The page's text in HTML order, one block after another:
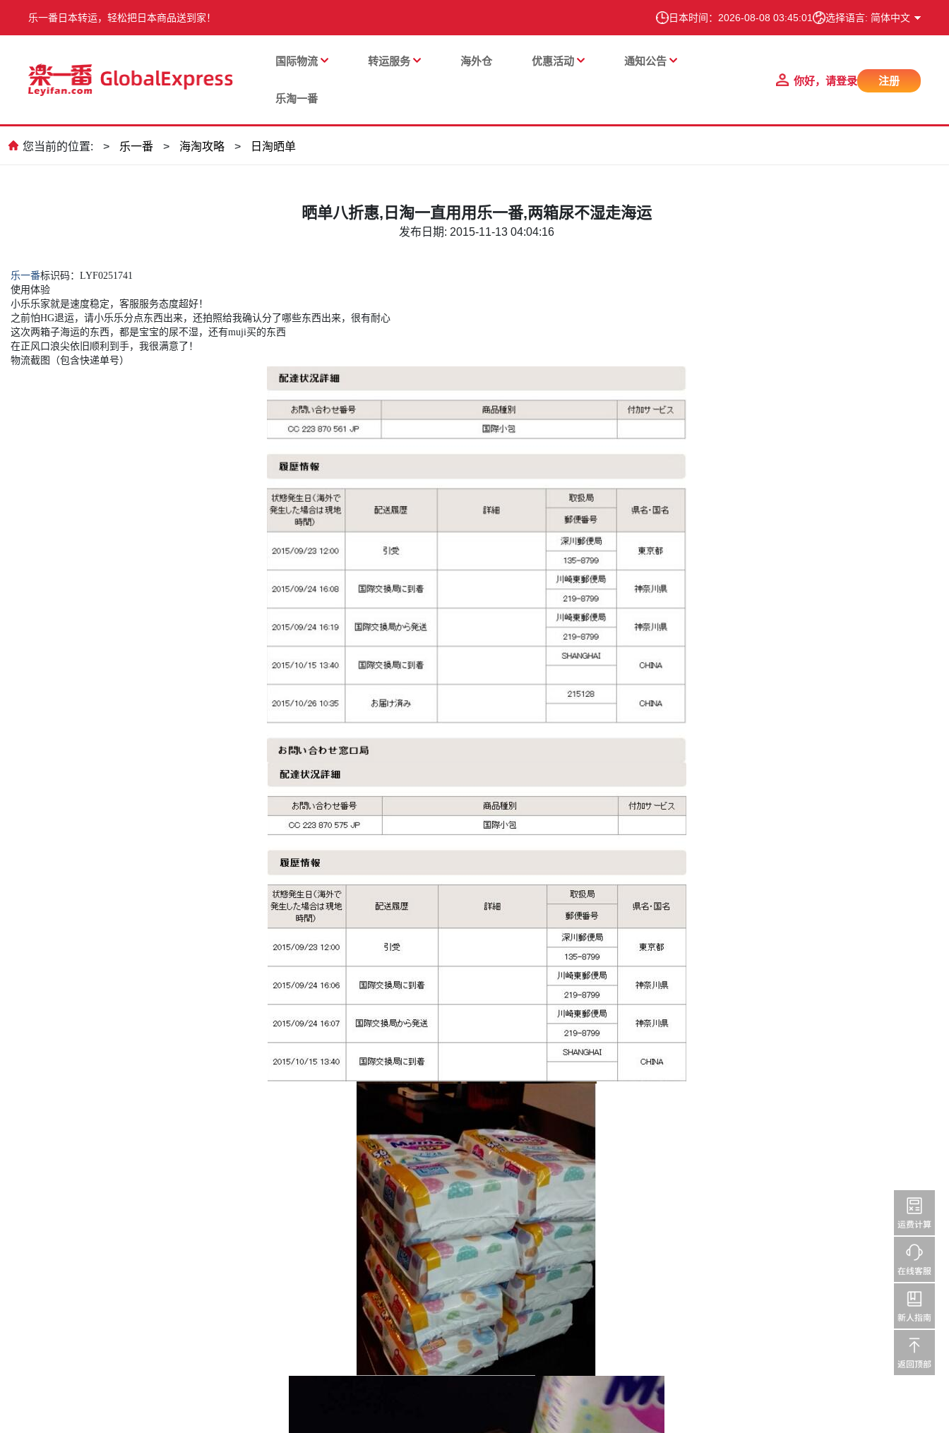
乐一番日本转运，轻松把日本商品送到家！ 日本时间： 2026-08-08 03:45:02 选择语言: 简体中文
国际物流 转运服务 海外仓 优惠活动 通知公告
乐淘一番
你好，请登录 注册
您当前的位置: > 乐一番 > 海淘攻略 > 日淘晒单
晒单八折惠,日淘一直用用乐一番,两箱尿不湿走海运
发布日期: 2015-11-13 04:04:16
乐一番标识码：LYF0251741
使用体验
小乐乐家就是速度稳定，客服服务态度超好！
之前怕HG退运，请小乐乐分点东西出来，还拍照给我确认分了哪些东西出来，很有耐心
这次两箱子海运的东西，都是宝宝的尿不湿，还有muji买的东西
在正风口浪尖依旧顺利到手，我很满意了！
物流截图（包含快递单号）